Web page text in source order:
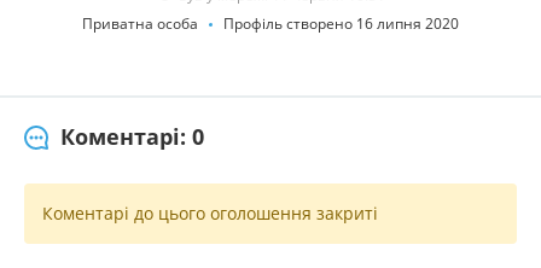
Приватна особа
Профіль створено 16 липня 2020
Коментарі: 0
Коментарі до цього оголошення закриті